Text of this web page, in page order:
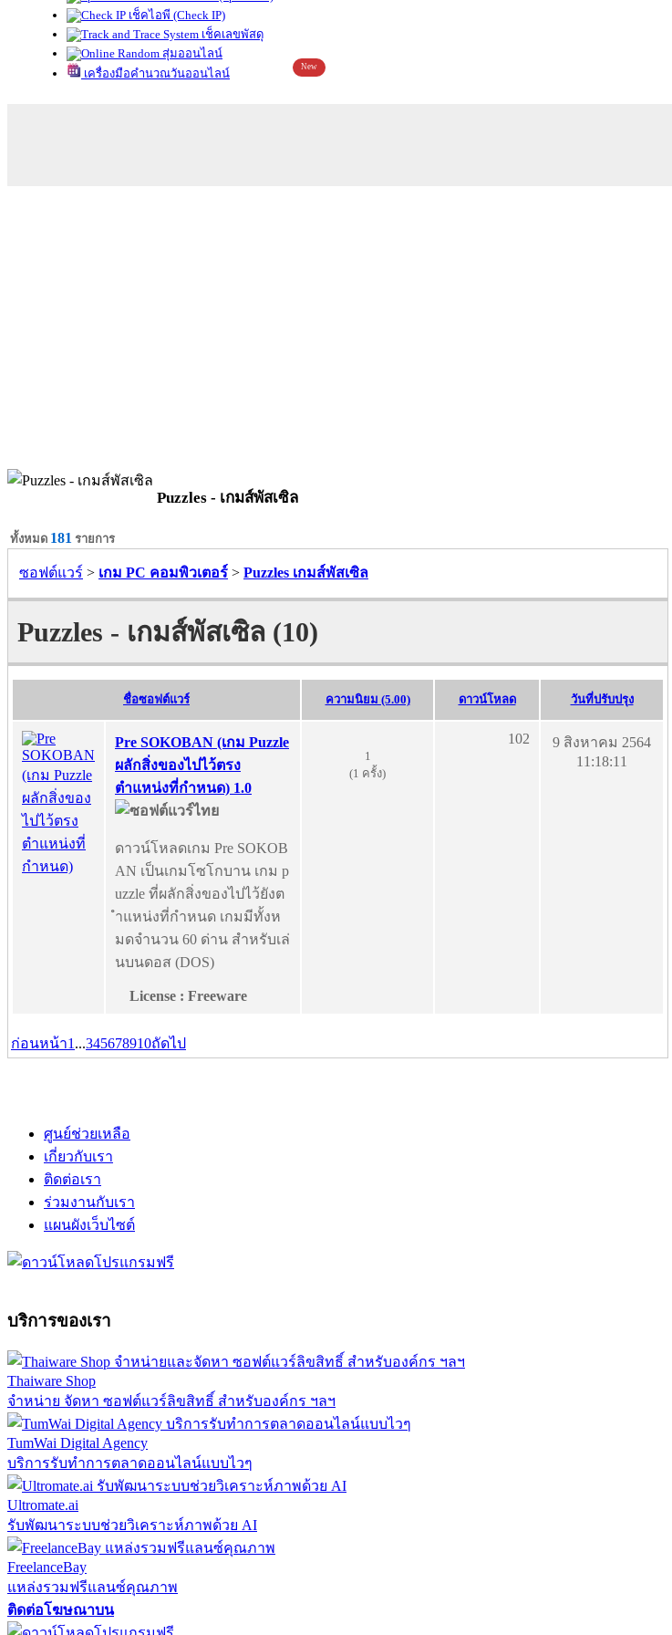
เช็คไอพี (Check IP)
เช็คเลขพัสดุ
สุ่มออนไลน์
เครื่องมือคำนวณวันออนไลน์
New
Puzzles - เกมส์พัสเซิล
ทั้งหมด 181 รายการ
ซอฟต์แวร์ > เกม PC คอมพิวเตอร์ > Puzzles เกมส์พัสเซิล
Puzzles - เกมส์พัสเซิล (10)
ชื่อซอฟต์แวร์ ความนิยม (5.00) ดาวน์โหลด วันที่ปรับปรุง
Pre SOKOBAN (เกม Puzzle
ผลักสิ่งของไปไว้ตรง
ตำแหน่งที่กำหนด) 1.0
ดาวน์โหลดเกม Pre SOKOB
AN เป็นเกมโซโกบาน เกม p
uzzle ที่ผลักสิ่งของไปไว้ยังต
ำแหน่งที่กำหนด เกมมีทั้งห
มดจำนวน 60 ด่าน สำหรับเล่
นบนดอส (DOS)
License : Freeware
1
(1 ครั้ง)
102
9 สิงหาคม 2564
11:18:11
ก่อนหน้า1 ...345678910ถัดไป
ศูนย์ช่วยเหลือ
เกี่ยวกับเรา
ติดต่อเรา
ร่วมงานกับเรา
แผนผังเว็บไซต์
บริการของเรา
Thaiware Shop
จำหน่าย จัดหา ซอฟต์แวร์ลิขสิทธิ์ สำหรับองค์กร ฯลฯ
TumWai Digital Agency
บริการรับทำการตลาดออนไลน์แบบไวๆ
Ultromate.ai
รับพัฒนาระบบช่วยวิเคราะห์ภาพด้วย AI
FreelanceBay
แหล่งรวมฟรีแลนซ์คุณภาพ
ติดต่อโฆษณาบน